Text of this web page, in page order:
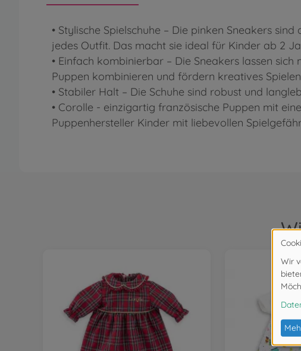
• Stylische Spielschuhe – Die pinken Sneakers
jedes Outfit. Das macht sie ideal für Kinder ab 2
• Einfach kombinierbar – Die Sneakers lassen
Puppen kombinieren und fördern kreatives
• Stabiler Halt – Die Schuhe sind robust und
• Corolle - einzigartig französische Puppen mit
Puppenhersteller Kinder mit liebevollen